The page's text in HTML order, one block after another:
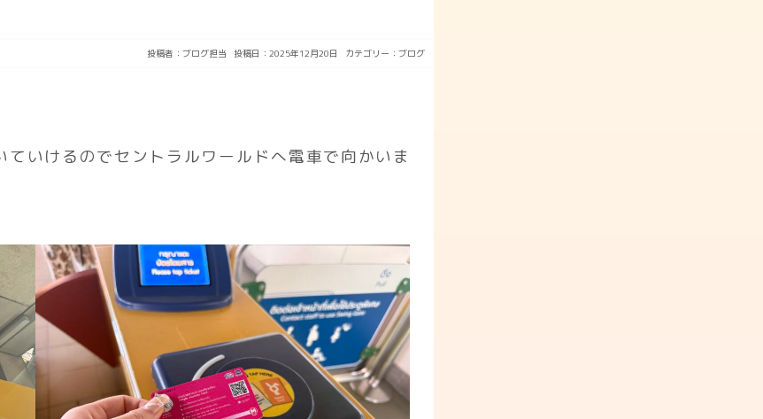
投稿者： ブログ担当 投稿日：2025年12月20日 カテゴリー： ブログ
いけるのでセントラルワールドへ電車で向かいま